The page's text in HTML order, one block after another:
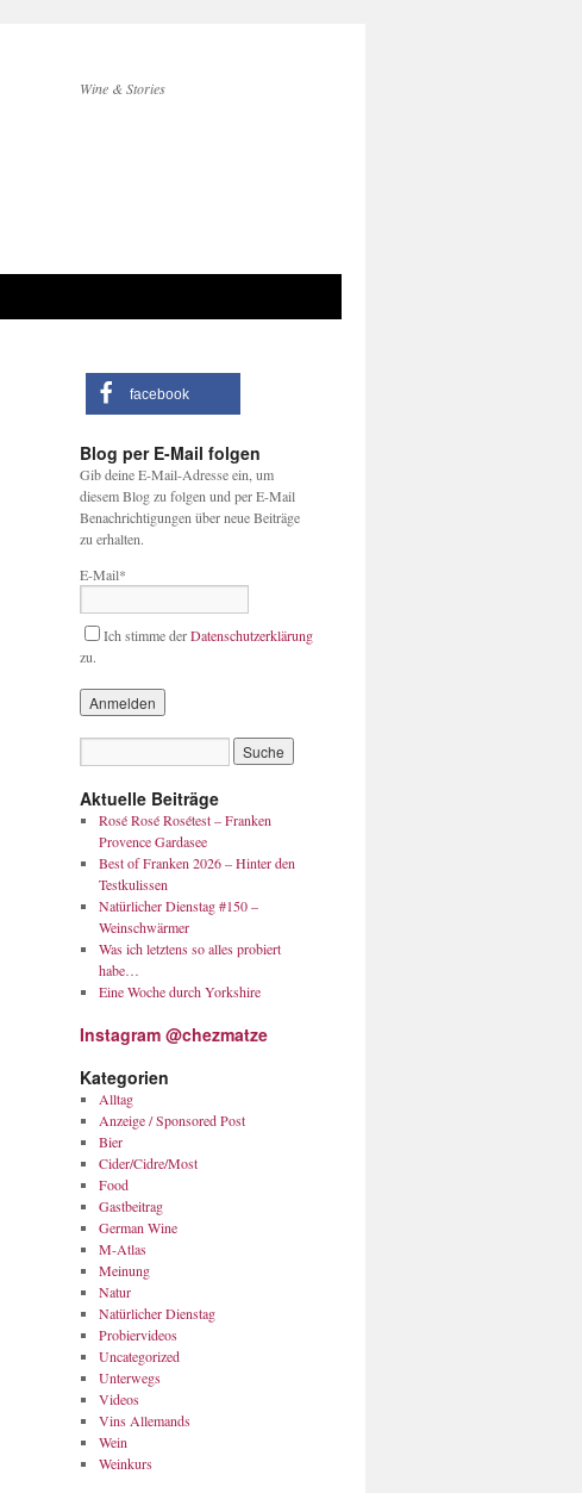
Wine & Stories
facebook
Blog per E-Mail folgen
Gib deine E-Mail-Adresse ein, um
diesem Blog zu folgen und per E-Mail
Benachrichtigungen über neue Beiträge
zu erhalten.
E-Mail*
Ich stimme derDatenschutzerklärung
zu.
Aktuelle Beiträge
Rosé Rosé Rosétest – Franken
Provence Gardasee
Best of Franken 2026 – Hinter den
Testkulissen
Natürlicher Dienstag #150 –
Weinschwärmer
Was ich letztens so alles probiert
habe…
Eine Woche durch Yorkshire
Instagram @chezmatze
Kategorien
Alltag
Anzeige / Sponsored Post
Bier
Cider/Cidre/Most
Food
Gastbeitrag
German Wine
M-Atlas
Meinung
Natur
Natürlicher Dienstag
Probiervideos
Uncategorized
Unterwegs
Videos
Vins Allemands
Wein
Weinkurs